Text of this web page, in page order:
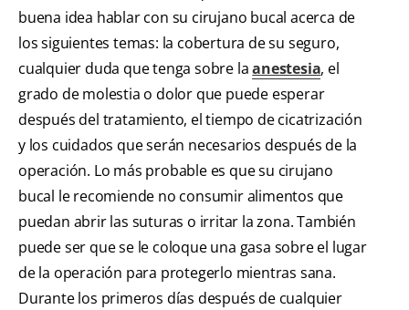
buena idea hablar con su cirujano bucal acerca de
los siguientes temas: la cobertura de su seguro,
cualquier duda que tenga sobre laanestesia, el
grado de molestia o dolor que puede esperar
después del tratamiento, el tiempo de cicatrización
y los cuidados que serán necesarios después de la
operación. Lo más probable es que su cirujano
bucal le recomiende no consumir alimentos que
puedan abrir las suturas o irritar la zona. También
puede ser que se le coloque una gasa sobre el lugar
de la operación para protegerlo mientras sana.
Durante los primeros días después de cualquier